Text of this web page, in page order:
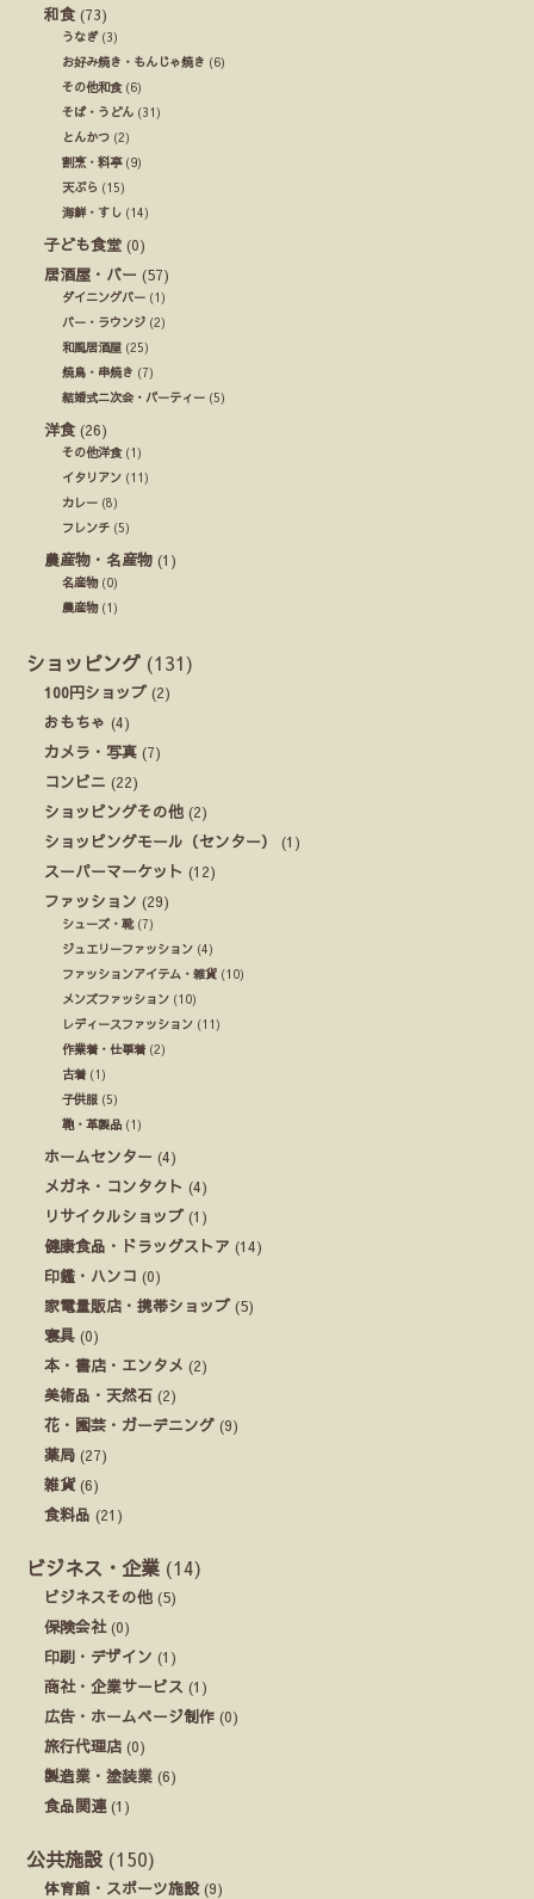
和食 (73)
うなぎ(3)
お好み焼き・もんじゃ焼き (6)
その他和食(6)
そば・うどん (31)
とんかつ (2)
割烹・料亭(9)
天ぷら (15)
海鮮・すし (14)
子ども食堂 (0)
居酒屋・バー (57)
ダイニングバー (1)
バー・ラウンジ (2)
和風居酒屋 (25)
焼鳥・串焼き (7)
結婚式ニ次会・パーティー (5)
洋食 (26)
その他洋食(1)
イタリアン (11)
カレー (8)
フレンチ (5)
農産物・名産物 (1)
名産物(0)
農産物(1)
ショッピング (131)
100円ショップ (2)
おもちゃ (4)
カメラ・写真 (7)
コンビニ (22)
ショッピングその他 (2)
ショッピングモール（センター）
(1)
スーパーマーケット (12)
ファッション (29)
シューズ・靴(7)
ジュエリーファッション (4)
ファッションアイテム・雑貨 (10)
メンズファッション (10)
レディースファッション (11)
作業着・仕事着 (2)
古着 (1)
子供服 (5)
鞄・革製品 (1)
ホームセンター (4)
メガネ・コンタクト (4)
リサイクルショップ (1)
健康食品・ドラッグストア (14)
印鑑・ハンコ (0)
家電量販店・携帯ショップ (5)
寝具 (0)
本・書店・エンタメ (2)
美術品・天然石 (2)
花・園芸・ガーデニング (9)
薬局 (27)
雑貨(6)
食料品 (21)
ビジネス・企業 (14)
ビジネスその他 (5)
保険会社(0)
印刷・デザイン (1)
商社・企業サービス (1)
広告・ホームページ制作 (0)
旅行代理店 (0)
製造業・塗装業 (6)
食品関連 (1)
公共施設 (150)
体育館・スポーツ施設(9)